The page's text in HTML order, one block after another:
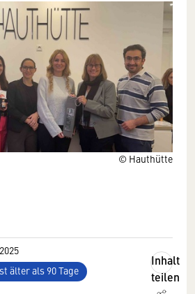
© Hauthütte
älter als 90 Tage
Inhalt
teilen